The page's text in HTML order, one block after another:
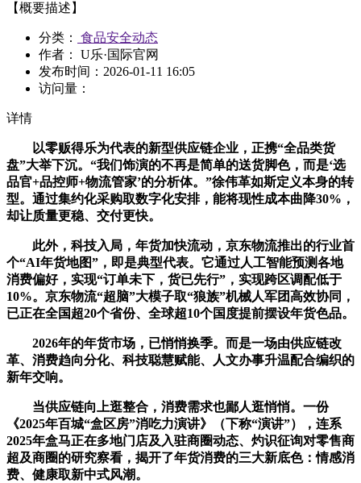
【概要描述】
分类：
食品安全动态
作者： U乐·国际官网
发布时间： 2026-01-11 16:05
访问量：
详情
以零贩得乐为代表的新型供应链企业，正携“全品类货
盘”大举下沉。“我们饰演的不再是简单的送货脚色，而是‘选
品官+品控师+物流管家’的分析体。”徐伟革如斯定义本身的转
型。通过集约化采购取数字化安排，能将现性成本曲降30%，
却让质量更稳、交付更快。
此外，科技入局，年货加快流动，京东物流推出的行业首
个“AI年货地图”，即是典型代表。它通过人工智能预测各地
消费偏好，实现“订单未下，货已先行”，实现跨区调配低于
10%。京东物流“超脑”大模子取“狼族”机械人军团高效协同，
已正在全国超20个省份、全球超10个国度提前摆设年货色品。
2026年的年货市场，已悄悄换季。而是一场由供应链改
革、消费趋向分化、科技聪慧赋能、人文办事升温配合编织的
新年交响。
当供应链向上逛整合，消费需求也鄙人逛悄悄。一份
《2025年百城“盒区房”消吃力演讲》（下称“演讲”），连系
2025年盒马正在多地门店及入驻商圈动态、灼识征询对零售商
超及商圈的研究察看，揭开了年货消费的三大新底色：情感消
费、健康取新中式风潮。